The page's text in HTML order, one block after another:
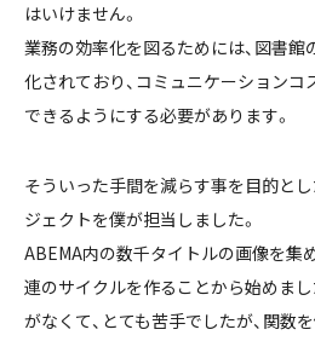
はいけません。
業務の効率化を図るためには、図書
化されており、コミュニケーション
できるようにする必要があります。
そういった手間を減らす事を目的とし
ジェクトを僕が担当しました。
ABEMA内の数千タイトルの画像を集
連のサイクルを作ることから始めま
がなくて、とても苦手でしたが、関数